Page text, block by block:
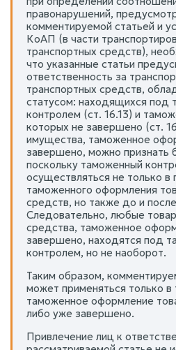
правонарушений,
комментируемой статьей и
КоАП (в части
транспортных средств),
что указанные статьи
ответственность за
транспортных средств,
статусом: находящихся под
контролем (ст. 16.13) и
которых не завершено (ст.
имущества, таможенное
завершено, можно признать
поскольку таможенный
осуществляться не только
таможенного оформления
средств, но также до и
Следовательно, любые
средства, таможенное
завершено, находятся под
контролем, но не наоборот.
Таким образом,
может применяться только в
таможенное оформление
либо уже завершено.
Привлечение лиц к